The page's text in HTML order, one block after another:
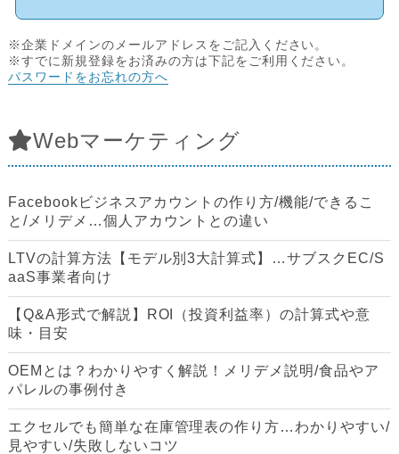
※企業ドメインのメールアドレスをご記入ください。
※すでに新規登録をお済みの方は下記をご利用ください。
パスワードをお忘れの方へ
Webマーケティング
Facebookビジネスアカウントの作り方/機能/できるこ
と/メリデメ…個人アカウントとの違い
LTVの計算方法【モデル別3大計算式】…サブスクEC/S
aaS事業者向け
【Q&A形式で解説】ROI（投資利益率）の計算式や意
味・目安
OEMとは？わかりやすく解説！メリデメ説明/食品やア
パレルの事例付き
エクセルでも簡単な在庫管理表の作り方…わかりやすい/
見やすい/失敗しないコツ